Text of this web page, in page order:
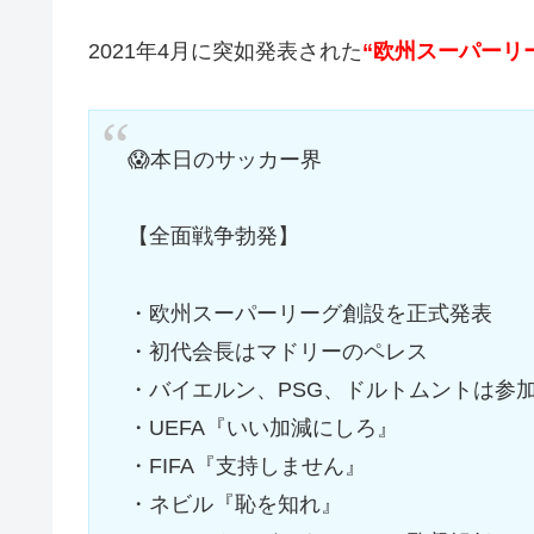
2021年4月に突如発表された“欧州スーパーリ
😱本日のサッカー界
【全面戦争勃発】
・欧州スーパーリーグ創設を正式発表
・初代会長はマドリーのペレス
・バイエルン、PSG、ドルトムントは参
・UEFA『いい加減にしろ』
・FIFA『支持しません』
・ネビル『恥を知れ』